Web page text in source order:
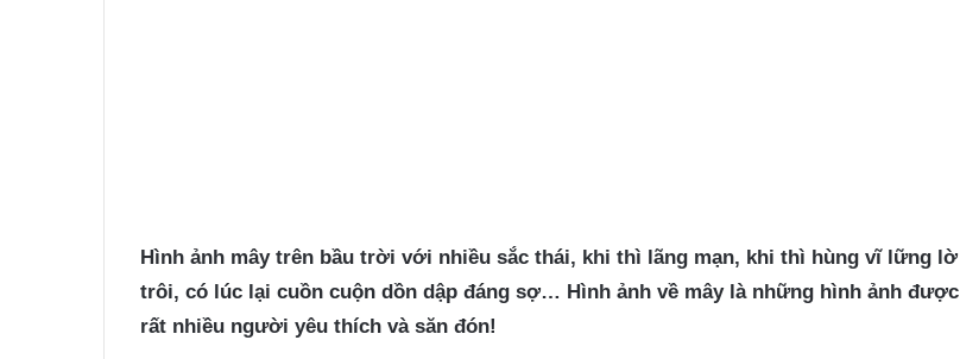
Hình ảnh mâytrên bầu trời với nhiều sắc thái, khi thì lãng mạn, khi thì hùng vĩ lững lờ
trôi, có lúc lại cuồn cuộn dồn dập đáng sợ… Hình ảnh về mây là những hình ảnh được
rất nhiều người yêu thích và săn đón!